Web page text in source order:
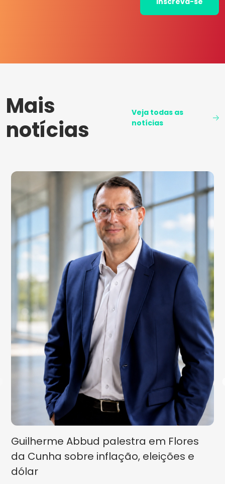
Mais
notícias
Veja todas as
notícias
Guilherme Abbud palestra em Flores
da Cunha sobre inflação, eleições e
dólar